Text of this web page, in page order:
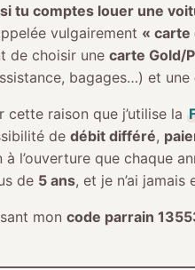
tu comptes louer une
vulgairement « carte
de choisir une carte Gold/
bagages…) et une
cette raison que j’utilise la
de débit différé,
à l’ouverture que chaque
de 5 ans, et je n’ai
mon code parrain